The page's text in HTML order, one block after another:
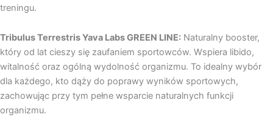
treningu.
Tribulus Terrestris Yava Labs GREEN LINE: Naturalny booster,
który od lat cieszy się zaufaniem sportowców. Wspiera libido,
witalność oraz ogólną wydolność organizmu. To idealny wybór
dla każdego, kto dąży do poprawy wyników sportowych,
zachowując przy tym pełne wsparcie naturalnych funkcji
organizmu.